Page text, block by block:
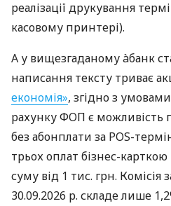
реалізації друкування
касовому принтері).
А у вищезгаданому àбанк
написання тексту триває
економія», згідно з
рахунку ФОП є можливість
без абонплати за POS-
трьох оплат бізнес-
суму від 1 тис. грн. Комісія
30.09.2026 р. складе лише